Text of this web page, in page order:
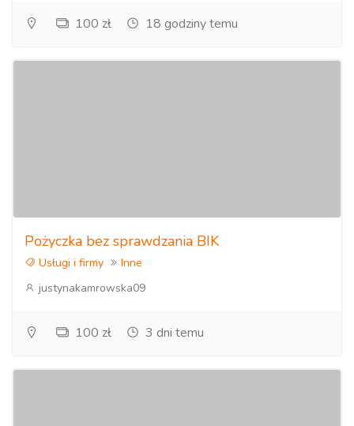
100 zł 18 godziny temu
Pożyczka bez sprawdzania BIK
Usługi i firmy
Inne
justynakamrowska09
100 zł 3 dni temu